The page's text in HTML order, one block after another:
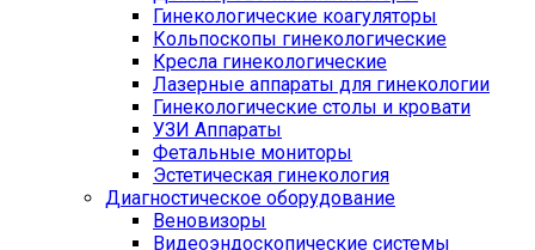
Гинекологические коагуляторы
Кольпоскопы гинекологические
Кресла гинекологические
Лазерные аппараты для гинекологии
Гинекологические столы и кровати
УЗИ Аппараты
Фетальные мониторы
Эстетическая гинекология
Диагностическое оборудование
Веновизоры
Видеоэндоскопические системы